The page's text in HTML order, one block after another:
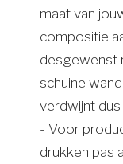
maat van
compositie
desgewenst
schuine
verdwijnt
- Voor
drukken pas